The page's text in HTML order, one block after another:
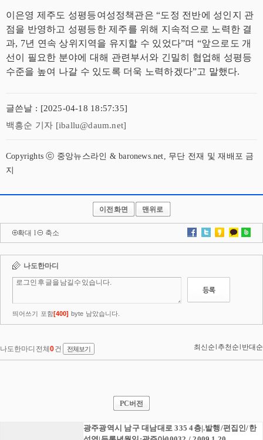
이은영 제주도 성평등여성정책관은 “도정 전반에 성인지 관
점을 반영하고 성평등한 제주를 위해 지속적으로 노력한 결
과, 7년 연속 상위지역을 유지할 수 있었다”며 “앞으로도 개
선이 필요한 분야에 대해 관련부서와 긴밀히 협업해 성평등
수준을 높여 나갈 수 있도록 더욱 노력하겠다”고 말했다.
글쓴날 : [2025-04-18 18:57:35]
백흥순 기자 [iballu@daum.net]
Copyrights ⓒ 중앙뉴스라인 & baronews.net, 무단 전재 및 재배포 금
지
이전화면 맨위로
확대 l 축소
PC버전
광주광역시 남구 대남대로 335 4층|.발행/편집인/한